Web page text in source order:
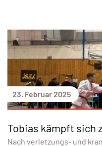
23. Februar 2025
Tobias kämpft sich
Nach verletzungs- und